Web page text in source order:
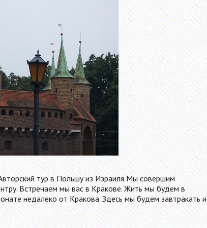
тур в Польшу из Израиля Мы совершим
Встречаем мы вас в Кракове. Жить мы будем в
недалеко от Кракова. Здесь мы будем завтракать и